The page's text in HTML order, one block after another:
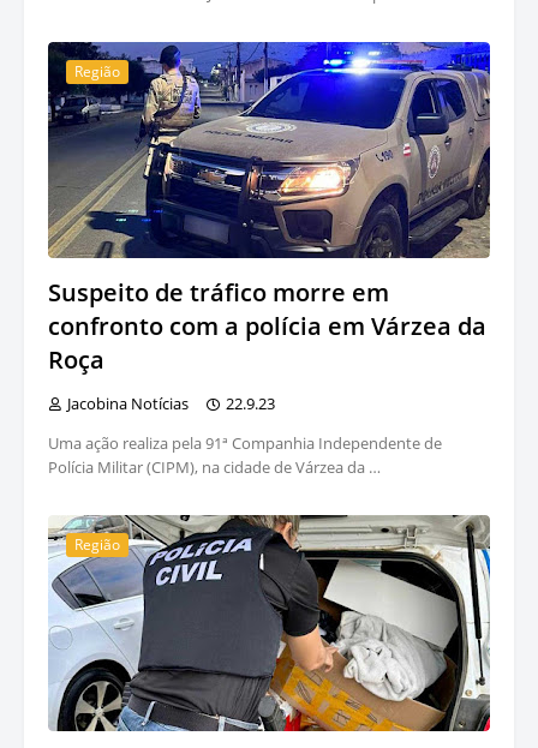
Região
Suspeito de tráfico morre em
confronto com a polícia em Várzea da
Roça
Jacobina Notícias
22.9.23
Uma ação realiza pela 91ª Companhia Independente de
Polícia Militar (CIPM), na cidade de Várzea da …
Região